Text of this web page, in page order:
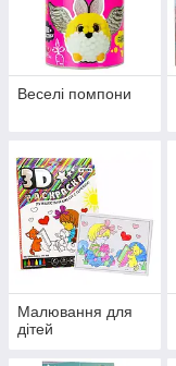
Веселі помпони
Малювання для
дітей